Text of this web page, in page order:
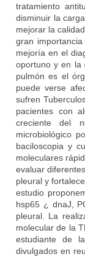
tratamiento
disminuir la
mejorar la
gran
mejoría en el
oportuno y en la
pulmón es el
puede verse
sufren
pacientes con
creciente del
microbiológico
baciloscopia y
moleculares
evaluar
pleural y
estudio
hsp65 ¿ dnaJ,
pleural. La
molecular de la
estudiante de
divulgados en